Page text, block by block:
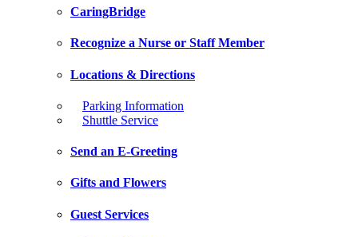
CaringBridge
Recognize a Nurse or Staff Member
Locations & Directions
Parking Information
Shuttle Service
Send an E-Greeting
Gifts and Flowers
Guest Services